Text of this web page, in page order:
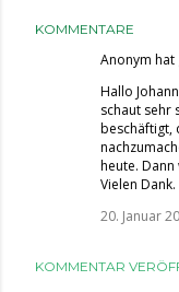
KOMMENTARE
Anonym hat
Hallo
schaut sehr
beschäftigt,
heute.
Vielen
20. Januar
KOMMENTAR